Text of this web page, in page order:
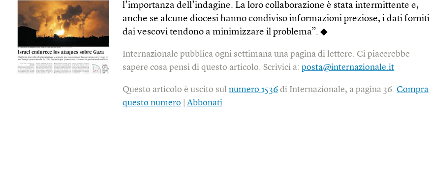
l’importanza dell’indagine. La loro collaborazione è stata intermittente e,
anche se alcune diocesi hanno condiviso informazioni preziose, i dati forniti
dai vescovi tendono a minimizzare il problema”. ◆
Internazionale pubblica ogni settimana una pagina di lettere. Ci piacerebbe
sapere cosa pensi di questo articolo. Scrivici a:posta@internazionale.it
Questo articolo è uscito sulnumero 1536 di Internazionale, a pagina 36.Compra
questo numero |Abbonati